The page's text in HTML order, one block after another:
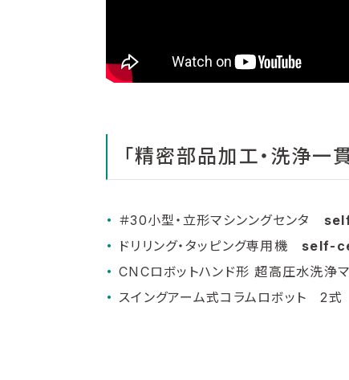
「精密部品加工・洗浄一
＃30小型・立形マシンングセンタ
ドリリング・タッピング専用機 self-
CNCロボットハンド形 超高圧水洗浄
スイングアーム式コラムロボット 2式